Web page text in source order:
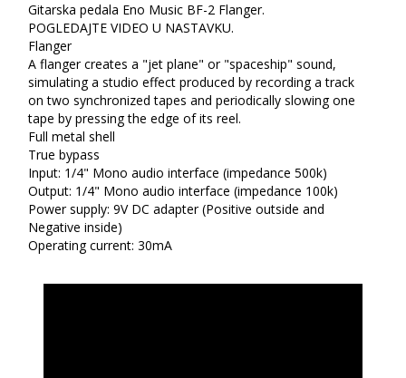
Gitarska pedala Eno Music BF-2 Flanger.
POGLEDAJTE VIDEO U NASTAVKU.
Flanger
A flanger creates a "jet plane" or "spaceship" sound,
simulating a studio effect produced by recording a track
on two synchronized tapes and periodically slowing one
tape by pressing the edge of its reel.
Full metal shell
True bypass
Input: 1/4" Mono audio interface (impedance 500k)
Output: 1/4" Mono audio interface (impedance 100k)
Power supply: 9V DC adapter (Positive outside and
Negative inside)
Operating current: 30mA